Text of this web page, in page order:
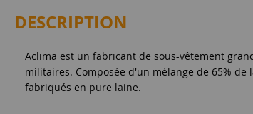
DESCRIPTION
Aclima est un fabricant de sous-vêtement
militaires. Composée d'un mélange de 65%
fabriqués en pure laine.